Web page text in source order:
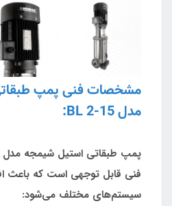
مشخصات فنی پمپ
مدل BL 2-15:
فنی قابل توجهی است که باعث
سیستم‌های مختلف می‌شود: